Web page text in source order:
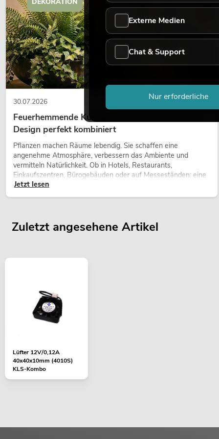
No. 20000173 Artikel nicht mehr verfügbar
EUROLITE Set LED KLS Laser Bar FX +
Boxenhochständer heavy, Alu sw
No. 20000288Artikel nicht mehr verfügbar
30.07.2026
Feuerhemmende Kunstpflanzen: Sicherheit und
Design perfekt kombiniert
Pflanzen machen Räume lebendig. Sie schaffen eine
angenehme Atmosphäre, verbessern das Ambiente und
vermitteln Natürlichkeit. Ob in Hotels, Restaurants,
Einkaufszentren, Bürogebäuden oder auf Messeständen: eine
hochwertige Begrünung gehört heute längst zum modernen
Raumkonzept.
Jetzt lesen
Zuletzt angesehene Artikel
Lüfter 12V/0,12A
40x40x10mm (4010S)
KLS-Kombo
Externe Medien
Chat & Support
Nur erforderliche